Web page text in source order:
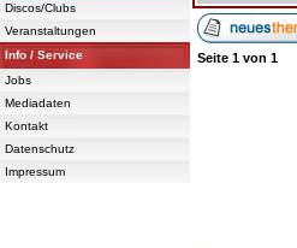
Discos/Clubs
Veranstaltungen
Info / Service
Jobs
Mediadaten
Kontakt
Datenschutz
Impressum
Seite 1 von 1